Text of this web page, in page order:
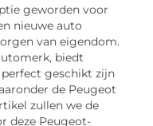
geworden voor
nieuwe auto
van eigendom.
biedt
geschikt zijn
de Peugeot
zullen we de
deze Peugeot-